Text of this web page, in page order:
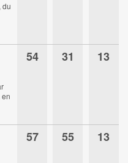
du
54 31 13
57 55 13